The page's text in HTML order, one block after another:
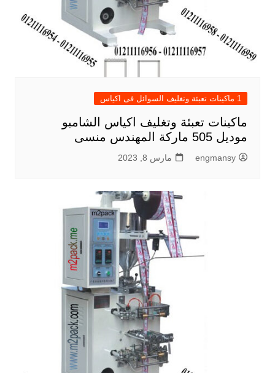
1 ماكينات تعبئة وتغليف السوائل فى اكياس
ماكينات تعبئة وتغليف اكياس الشامبو
موديل 505 ماركة المهندس منسى
engmansy مارس 8, 2023